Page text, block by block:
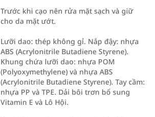
Trước khi cạo nên rửa mặt sạch và giữ
cho da mặt ướt.
Lưỡi dao: thép không gỉ. Nắp đậy: nhựa
ABS (Acrylonitrile Butadiene Styrene).
Khung chứa lưỡi dao: nhựa POM
(Polyoxymethylene) và nhựa ABS
(Acrylonitrile Butadiene Styrene). Tay cầm:
nhựa PP và TPE. Dải bôi trơn bổ sung
Vitamin E và Lô Hội.